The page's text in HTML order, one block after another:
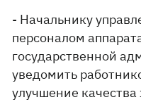
- Начальнику
персоналом
государственной
уведомить
улучшение